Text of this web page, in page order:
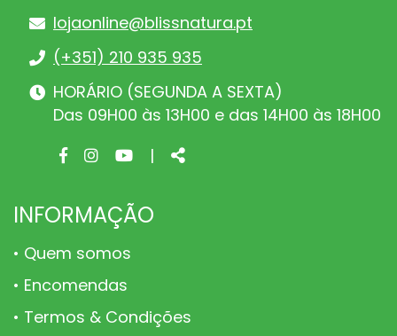
lojaonline@blissnatura.pt
(+351) 210 935 935
HORÁRIO (SEGUNDA A SEXTA)
Das 09H00 às 13H00 e das 14H00 às 18H00
Facebook
Instagram
Youtube
| Share
INFORMAÇÃO
Quem somos
Encomendas
Termos & Condições